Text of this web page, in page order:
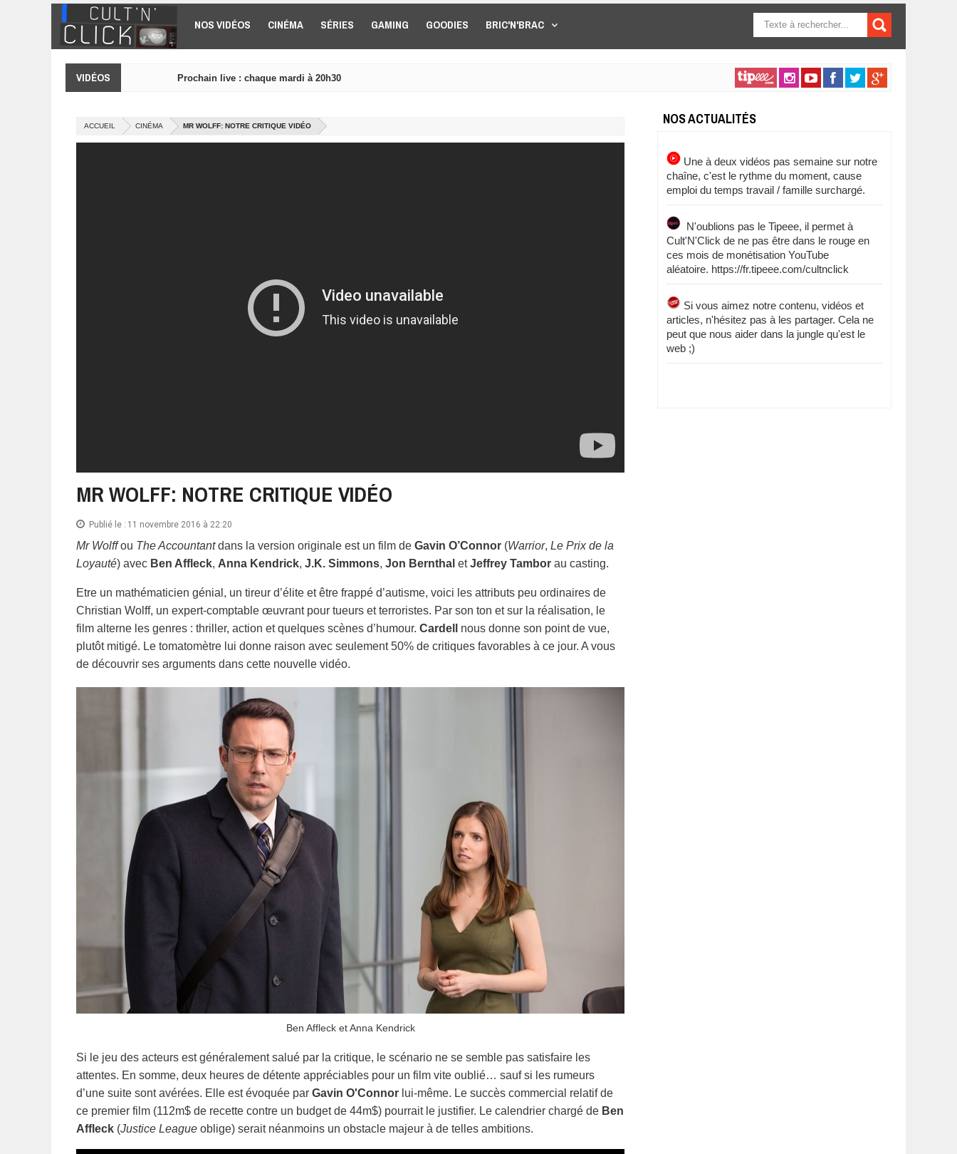
Aller au contenu principal
NOS VIDÉOS CINÉMA SÉRIES GAMING GOODIES BRIC'N'BRAC
FORMULAIRE DE
RECHERCHE
VIDÉOS Prochain live : chaque mardi à 20h30
ACCUEIL CINÉMA MR WOLFF: NOTRE CRITIQUE VIDÉO
MR WOLFF: NOTRE CRITIQUE VIDÉO
Publié le : 11 novembre 2016 à 22:20
Mr Wolffou The Accountantdans la version originale est un film de Gavin O’Connor (Warrior, Le Prix de la
Loyauté) avec Ben Affleck, Anna Kendrick, J.K. Simmons, Jon Bernthal etJeffrey Tambor au casting.
Etre un mathématicien génial, un tireur d’élite et être frappé d’autisme, voici les attributs peu ordinaires de
Christian Wolff, un expert-comptable œuvrant pour tueurs et terroristes. Par son ton et sur la réalisation, le
film alterne les genres : thriller, action et quelques scènes d’humour. Cardell nous donne son point de vue,
plutôt mitigé. Le tomatomètre lui donne raison avec seulement 50% de critiques favorables à ce jour. A vous
de découvrir ses arguments dans cette nouvelle vidéo.
Ben Affleck et Anna Kendrick
Si le jeu des acteurs est généralement salué par la critique, le scénario ne se semble pas satisfaire les
attentes. En somme, deux heures de détente appréciables pour un film vite oublié… sauf si les rumeurs
d’une suite sont avérées. Elle est évoquée par Gavin O'Connor lui-même. Le succès commercial relatif de
ce premier film (112m$ de recette contre un budget de 44m$) pourrait le justifier. Le calendrier chargé de Ben
Affleck (Justice League oblige) serait néanmoins un obstacle majeur à de telles ambitions.
NOS ACTUALITÉS
Une à deux vidéos pas semaine sur notre
chaîne, c'est le rythme du moment, cause
emploi du temps travail / famille surchargé.
N'oublions pas le Tipeee, il permet à
Cult'N'Click de ne pas être dans le rouge en
ces mois de monétisation YouTube
aléatoire. https://fr.tipeee.com/cultnclick
Si vous aimez notre contenu, vidéos et
articles, n'hésitez pas à les partager. Cela ne
peut que nous aider dans la jungle qu'est le
web ;)